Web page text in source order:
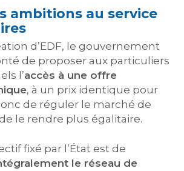
ambitions au service
d’EDF, le gouvernement
de proposer aux particuliers
l’accès à une offre
, à un prix identique pour
de réguler le marché de
le rendre plus égalitaire.
fixé par l’État est de
le réseau de